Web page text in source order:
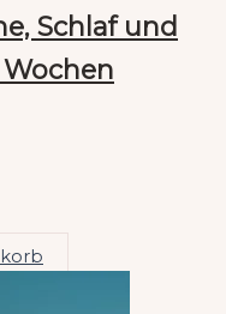
Schlaf und